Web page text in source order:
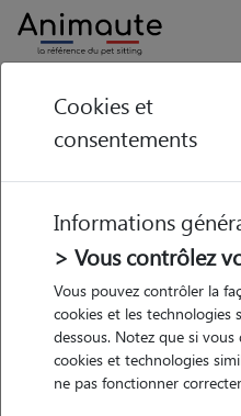
Animaute Provence Alpes Côte
en-Provence
• 47 ans
Garde
chez le Pet Sitter
Cookies et
consentements
Informations
> Vous contrôlez
Vous pouvez contrôler la
cookies et les technologies
dessous. Notez que si
cookies et technologies
ne pas fonctionner